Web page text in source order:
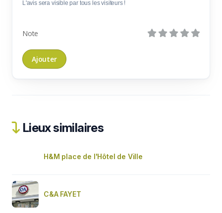
L'avis sera visible par tous les visiteurs !
Note
Lieux similaires
H&M place de l'Hôtel de Ville
C&A FAYET